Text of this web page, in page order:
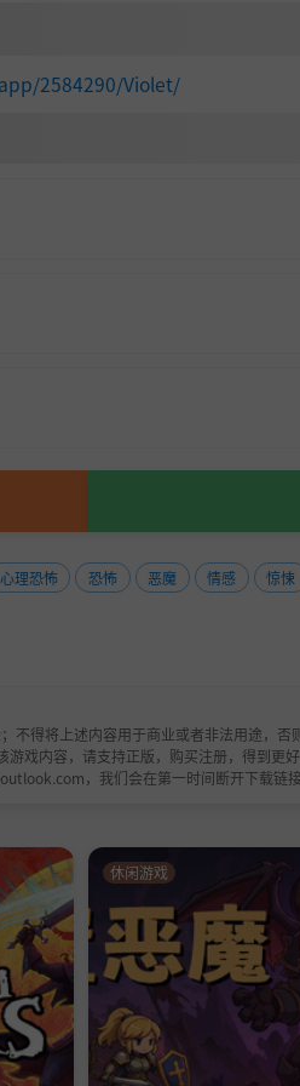
Well的诡异景观。通过肩膀
的文化来解开。发现隐藏的秘
努力生存于潜伏在阴影中的恐怖
每一个决定都将塑造凯瑟琳的命
2584290/Violet/
心理恐怖 恐怖 恶魔 情感 惊悚
不得将上述内容用于商业或者非法用途，
戏内容，请支持正版，购买注册，得到更
，我们会在第一时间断开下载链接
休闲游戏